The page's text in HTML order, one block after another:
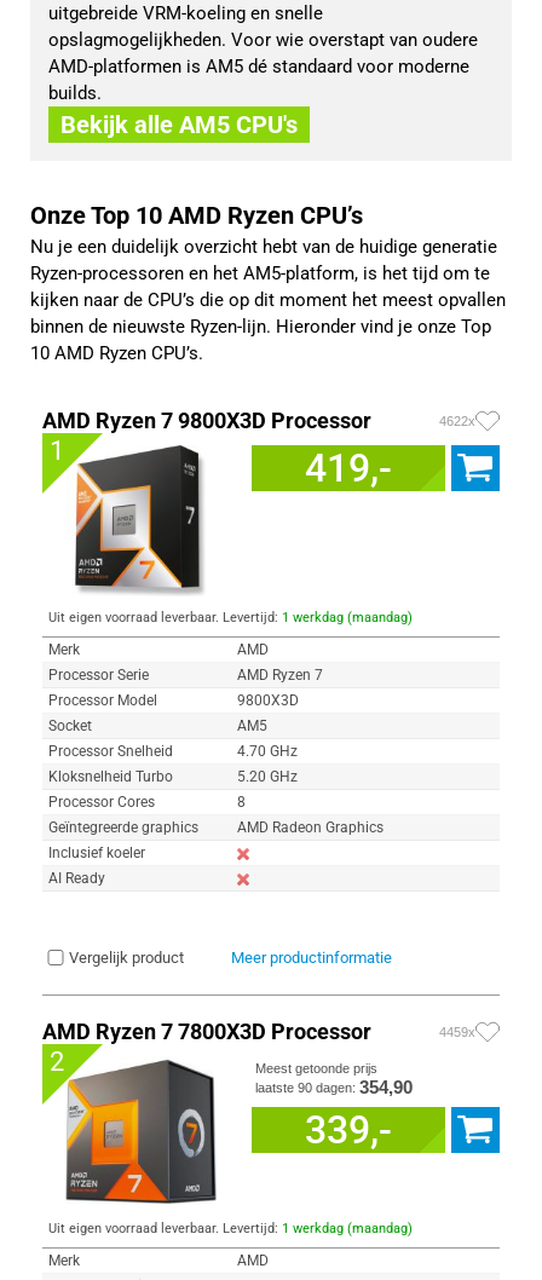
uitgebreide VRM-koeling en snelle
opslagmogelijkheden. Voor wie overstapt van oudere
AMD-platformen is AM5 dé standaard voor moderne
builds.
Bekijk alle AM5 CPU's
Onze Top 10 AMD Ryzen CPU’s
Nu je een duidelijk overzicht hebt van de huidige generatie
Ryzen-processoren en het AM5-platform, is het tijd om te
kijken naar de CPU’s die op dit moment het meest opvallen
binnen de nieuwste Ryzen-lijn. Hieronder vind je onze Top
10 AMD Ryzen CPU’s.
AMD Ryzen 7 9800X3D Processor 4622x
1 419,-
Uit eigen voorraad leverbaar. Levertijd: 1 werkdag (maandag)
Merk
AMD
Processor Serie
AMD Ryzen 7
Processor Model
9800X3D
Socket
AM5
Processor Snelheid
4.70 GHz
Kloksnelheid Turbo
5.20 GHz
Processor Cores
8
Geïntegreerde graphics
AMD Radeon Graphics
Inclusief koeler
AI Ready
Vergelijk product Meer productinformatie
AMD Ryzen 7 7800X3D Processor 4459x
2
Meest getoonde prijs
laatste 90 dagen: 354,90
339,-
Uit eigen voorraad leverbaar. Levertijd: 1 werkdag (maandag)
Merk
AMD